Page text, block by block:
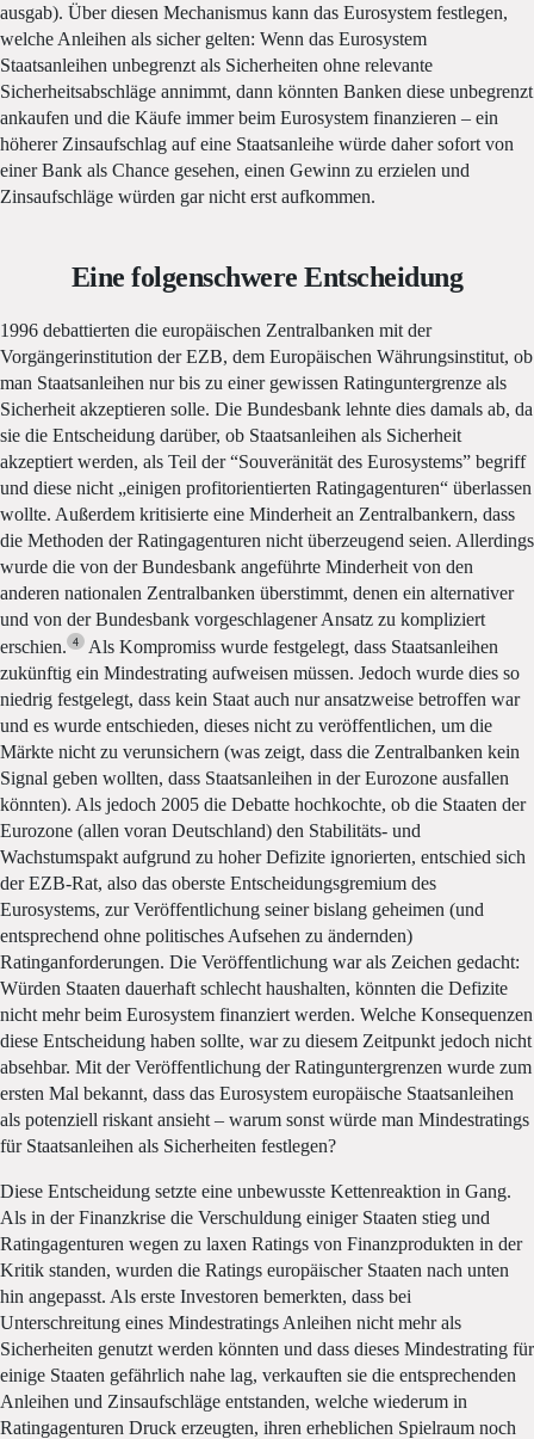
ausgab). Über diesen Mechanismus kann das Eurosystem festlegen,
welche Anleihen als sicher gelten: Wenn das Eurosystem
Staatsanleihen unbegrenzt als Sicherheiten ohne relevante
Sicherheitsabschläge annimmt, dann könnten Banken diese unbegrenzt
ankaufen und die Käufe immer beim Eurosystem finanzieren – ein
höherer Zinsaufschlag auf eine Staatsanleihe würde daher sofort von
einer Bank als Chance gesehen, einen Gewinn zu erzielen und
Zinsaufschläge würden gar nicht erst aufkommen.
Eine folgenschwere Entscheidung
1996 debattierten die europäischen Zentralbanken mit der
Vorgängerinstitution der EZB, dem Europäischen Währungsinstitut, ob
man Staatsanleihen nur bis zu einer gewissen Ratinguntergrenze als
Sicherheit akzeptieren solle. Die Bundesbank lehnte dies damals ab, da
sie die Entscheidung darüber, ob Staatsanleihen als Sicherheit
akzeptiert werden, als Teil der “Souveränität des Eurosystems” begriff
und diese nicht „einigen profitorientierten Ratingagenturen“ überlassen
wollte. Außerdem kritisierte eine Minderheit an Zentralbankern, dass
die Methoden der Ratingagenturen nicht überzeugend seien. Allerdings
wurde die von der Bundesbank angeführte Minderheit von den
anderen nationalen Zentralbanken überstimmt, denen ein alternativer
und von der Bundesbank vorgeschlagener Ansatz zu kompliziert
erschien. 4 Als Kompromiss wurde festgelegt, dass Staatsanleihen
zukünftig ein Mindestrating aufweisen müssen. Jedoch wurde dies so
niedrig festgelegt, dass kein Staat auch nur ansatzweise betroffen war
und es wurde entschieden, dieses nicht zu veröffentlichen, um die
Märkte nicht zu verunsichern (was zeigt, dass die Zentralbanken kein
Signal geben wollten, dass Staatsanleihen in der Eurozone ausfallen
könnten). Als jedoch 2005 die Debatte hochkochte, ob die Staaten der
Eurozone (allen voran Deutschland) den Stabilitäts- und
Wachstumspakt aufgrund zu hoher Defizite ignorierten, entschied sich
der EZB-Rat, also das oberste Entscheidungsgremium des
Eurosystems, zur Veröffentlichung seiner bislang geheimen (und
entsprechend ohne politisches Aufsehen zu ändernden)
Ratinganforderungen. Die Veröffentlichung war als Zeichen gedacht:
Würden Staaten dauerhaft schlecht haushalten, könnten die Defizite
nicht mehr beim Eurosystem finanziert werden. Welche Konsequenzen
diese Entscheidung haben sollte, war zu diesem Zeitpunkt jedoch nicht
absehbar. Mit der Veröffentlichung der Ratinguntergrenzen wurde zum
ersten Mal bekannt, dass das Eurosystem europäische Staatsanleihen
als potenziell riskant ansieht – warum sonst würde man Mindestratings
für Staatsanleihen als Sicherheiten festlegen?
Diese Entscheidung setzte eine unbewusste Kettenreaktion in Gang.
Als in der Finanzkrise die Verschuldung einiger Staaten stieg und
Ratingagenturen wegen zu laxen Ratings von Finanzprodukten in der
Kritik standen, wurden die Ratings europäischer Staaten nach unten
hin angepasst. Als erste Investoren bemerkten, dass bei
Unterschreitung eines Mindestratings Anleihen nicht mehr als
Sicherheiten genutzt werden könnten und dass dieses Mindestrating für
einige Staaten gefährlich nahe lag, verkauften sie die entsprechenden
Anleihen und Zinsaufschläge entstanden, welche wiederum in
Ratingagenturen Druck erzeugten, ihren erheblichen Spielraum noch